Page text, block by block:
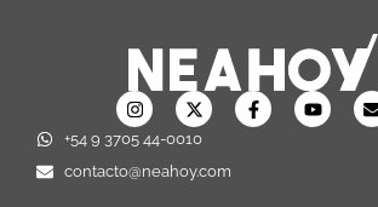
+54 9 3705 44-0010
contacto@neahoy.com